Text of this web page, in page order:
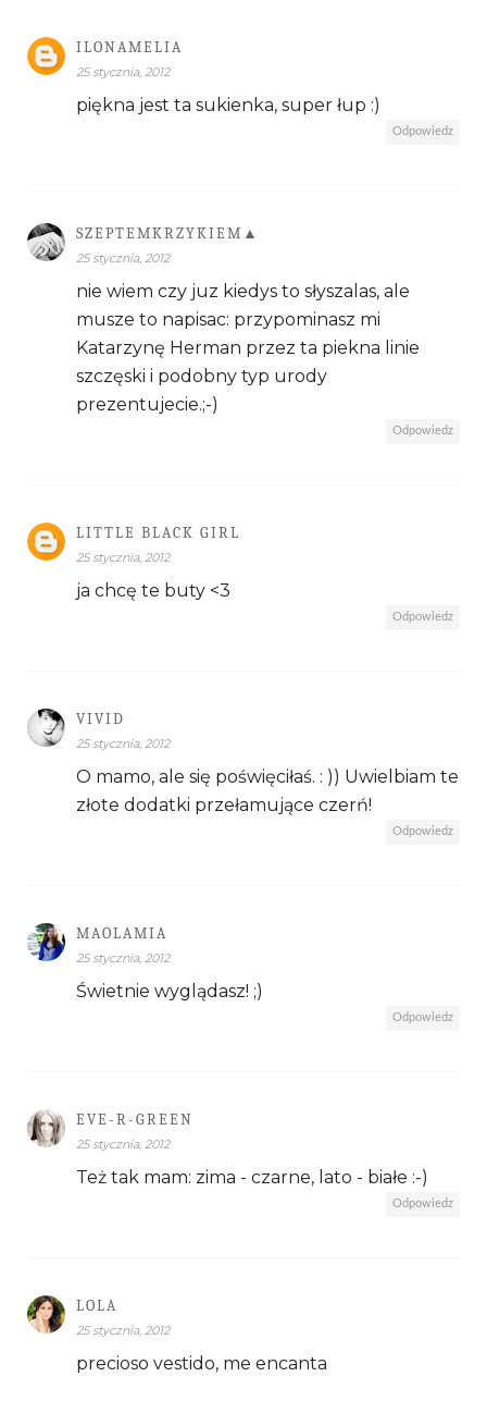
ILONAMELIA
25 stycznia, 2012
piękna jest ta sukienka, super łup :)
Odpowiedz
SZEPTEMKRZYKIEM▲
25 stycznia, 2012
nie wiem czy juz kiedys to słyszalas, ale
musze to napisac: przypominasz mi
Katarzynę Herman przez ta piekna linie
szczęski i podobny typ urody
prezentujecie.;-)
Odpowiedz
LITTLE BLACK GIRL
25 stycznia, 2012
ja chcę te buty <3
Odpowiedz
VIVID
25 stycznia, 2012
O mamo, ale się poświęciłaś. : )) Uwielbiam te
złote dodatki przełamujące czerń!
Odpowiedz
MAOLAMIA
25 stycznia, 2012
Świetnie wyglądasz! ;)
Odpowiedz
EVE-R-GREEN
25 stycznia, 2012
Też tak mam: zima - czarne, lato - białe :-)
Odpowiedz
LOLA
25 stycznia, 2012
precioso vestido, me encanta